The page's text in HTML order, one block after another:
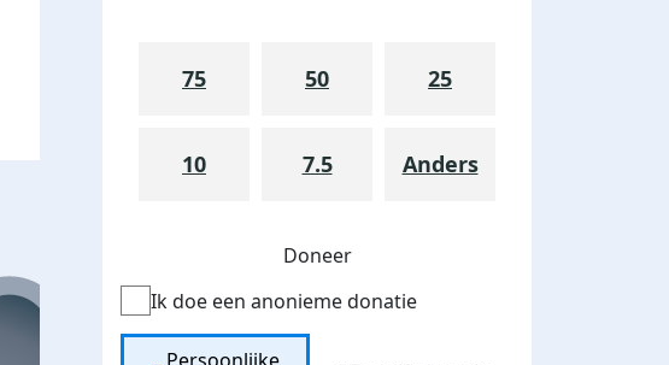
75 50 25
10 7.5 Anders
Doneer
Ik doe een anonieme donatie
Donation Type